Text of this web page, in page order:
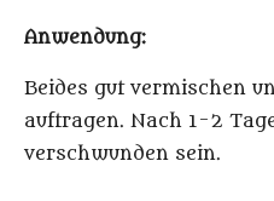
Anwendung:
Beides gut vermischen
auftragen. Nach 1-2
verschwunden sein.